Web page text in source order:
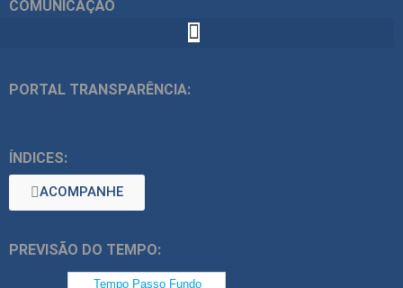
COMUNICAÇÃO
PORTAL TRANSPARÊNCIA:
ÍNDICES:
ACOMPANHE
PREVISÃO DO TEMPO: